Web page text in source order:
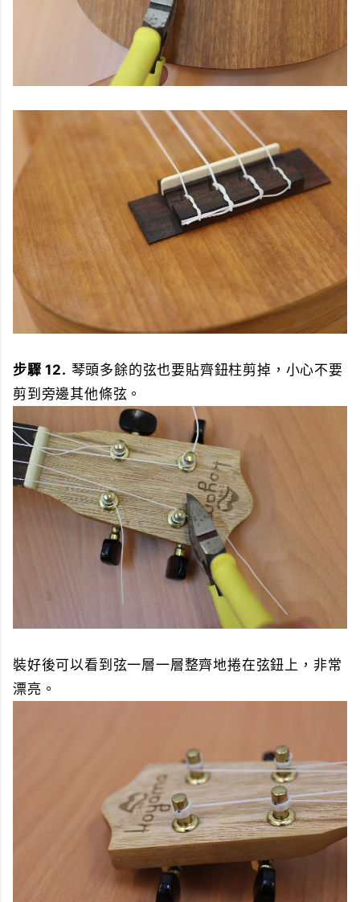
步驟 12. 琴頭多餘的弦也要貼齊鈕柱剪掉，小心不要
剪到旁邊其他條弦。
裝好後可以看到弦一層一層整齊地捲在弦鈕上，非常
漂亮。